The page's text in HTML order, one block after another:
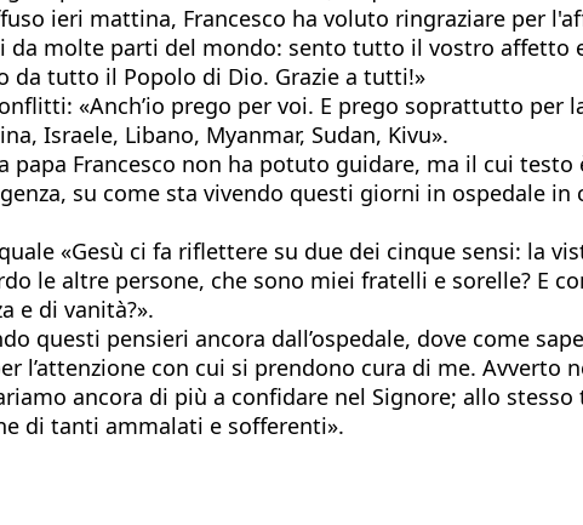
ieri mattina, Francesco ha voluto ringraziare per
da molte parti del mondo: sento tutto il vostro affetto
da tutto il Popolo di Dio. Grazie a tutti!»
«Anch’io prego per voi. E prego soprattutto per
Israele, Libano, Myanmar, Sudan, Kivu».
Francesco non ha potuto guidare, ma il cui
su come sta vivendo questi giorni in ospedale
«Gesù ci fa riflettere su due dei cinque sensi: la
le altre persone, che sono miei fratelli e sorelle? E
e di vanità?».
questi pensieri ancora dall’ospedale, dove come
con cui si prendono cura di me. Avverto
ancora di più a confidare nel Signore; allo
di tanti ammalati e sofferenti».